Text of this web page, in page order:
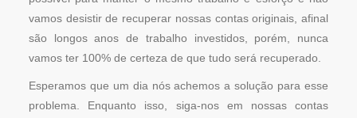
vamos desistir de recuperar nossas contas originais, afinal
são longos anos de trabalho investidos, porém, nunca
vamos ter 100% de certeza de que tudo será recuperado.
Esperamos que um dia nós achemos a solução para esse
problema. Enquanto isso, siga-nos em nossas contas